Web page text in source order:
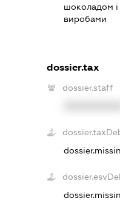
шоколадом
виробами
dossier.tax
dossier.staff